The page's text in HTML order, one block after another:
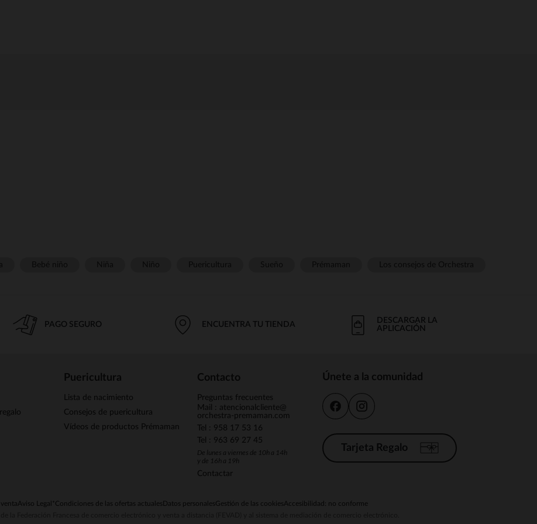
PAGO SEGURO ENCUENTRA TU TIENDA
DESCARGAR LA
APLICACIÓN
Puericultura
Lista de nacimiento
Consejos de puericultura
Vídeos de productos Prémaman
Contacto
Preguntas frecuentes
Mail : atencionalcliente@
orchestra-premaman.com
Tel : 958 17 53 16
Tel : 963 69 27 45
De lunes a viernes de 10h a 14h
y de 16h a 19h
Contactar
Únete a la comunidad
Tarjeta Regalo
Aviso Legal *Condiciones de las ofertas actuales Datos personalesGestión de las cookiesAccesibilidad: no conforme